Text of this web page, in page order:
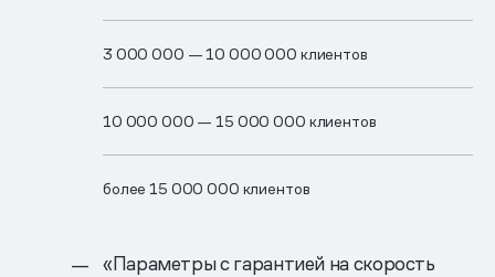
3 00​0 000 —​ 10 0​00 0​00 клиентов
10 0​00 0​00 —​ 15 00​0 00​0 клиентов
более 15 00​0 00​0 клиентов
«Параметры с гарантией на скорость